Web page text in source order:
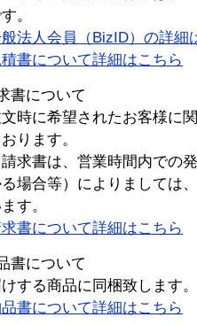
。
法人会員（BizID）の詳細
積書について詳細はこちら
書について
文時に希望されたお客様に
ります。
求書は、営業時間内での
場合等）によりましては
す。
書について詳細はこちら
書について
する商品に同梱致します。
書について詳細はこちら